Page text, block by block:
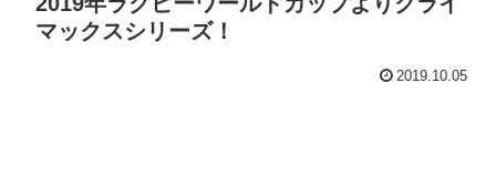
マックスシリーズ！
2019.10.05